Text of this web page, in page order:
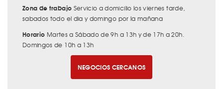
Zona de trabajo Servicio a domicilio los viernes tarde,
sabados todo el dia y domingo por la mañana
Horario Martes a Sábado de 9h a 13h y de 17h a 20h.
Domingos de 10h a 13h
NEGOCIOS CERCANOS